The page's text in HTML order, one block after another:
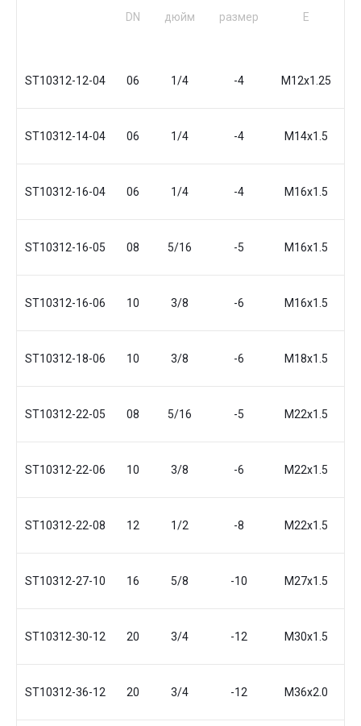
DN
дюйм размер Е
ST10312-12-04 06 1/4 -4 М12x1.25
ST10312-14-04 06 1/4 -4 М14x1.5
ST10312-16-04 06 1/4 -4 М16x1.5
ST10312-16-05 08 5/16 -5 М16x1.5
ST10312-16-06 10 3/8 -6 М16x1.5
ST10312-18-06 10 3/8 -6 М18x1.5
ST10312-22-05 08 5/16 -5 М22x1.5
ST10312-22-06 10 3/8 -6 М22x1.5
ST10312-22-08 12 1/2 -8 М22x1.5
ST10312-27-10 16 5/8 -10 М27x1.5
ST10312-30-12 20 3/4 -12 М30x1.5
ST10312-36-12 20 3/4 -12 М36x2.0